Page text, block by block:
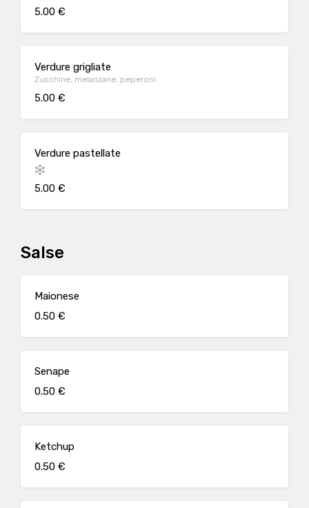
5.00 €
Verdure grigliate
Zucchine, melanzane, peperoni
5.00 €
Verdure pastellate
5.00 €
Salse
Maionese
0.50 €
Senape
0.50 €
Ketchup
0.50 €